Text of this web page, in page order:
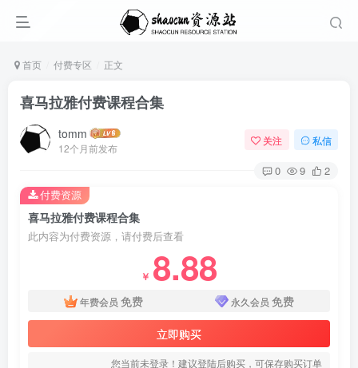
首页 付费专区 正文
喜马拉雅付费课程合集
tomm
12个月前发布
关注 私信
0 9 2
喜马拉雅付费课程合集
此内容为付费资源，请付费后查看
￥ 8.88
年费会员 免费 永久会员 免费
立即购买
您当前未登录！建议登陆后购买，可保存购买订单
付费资源